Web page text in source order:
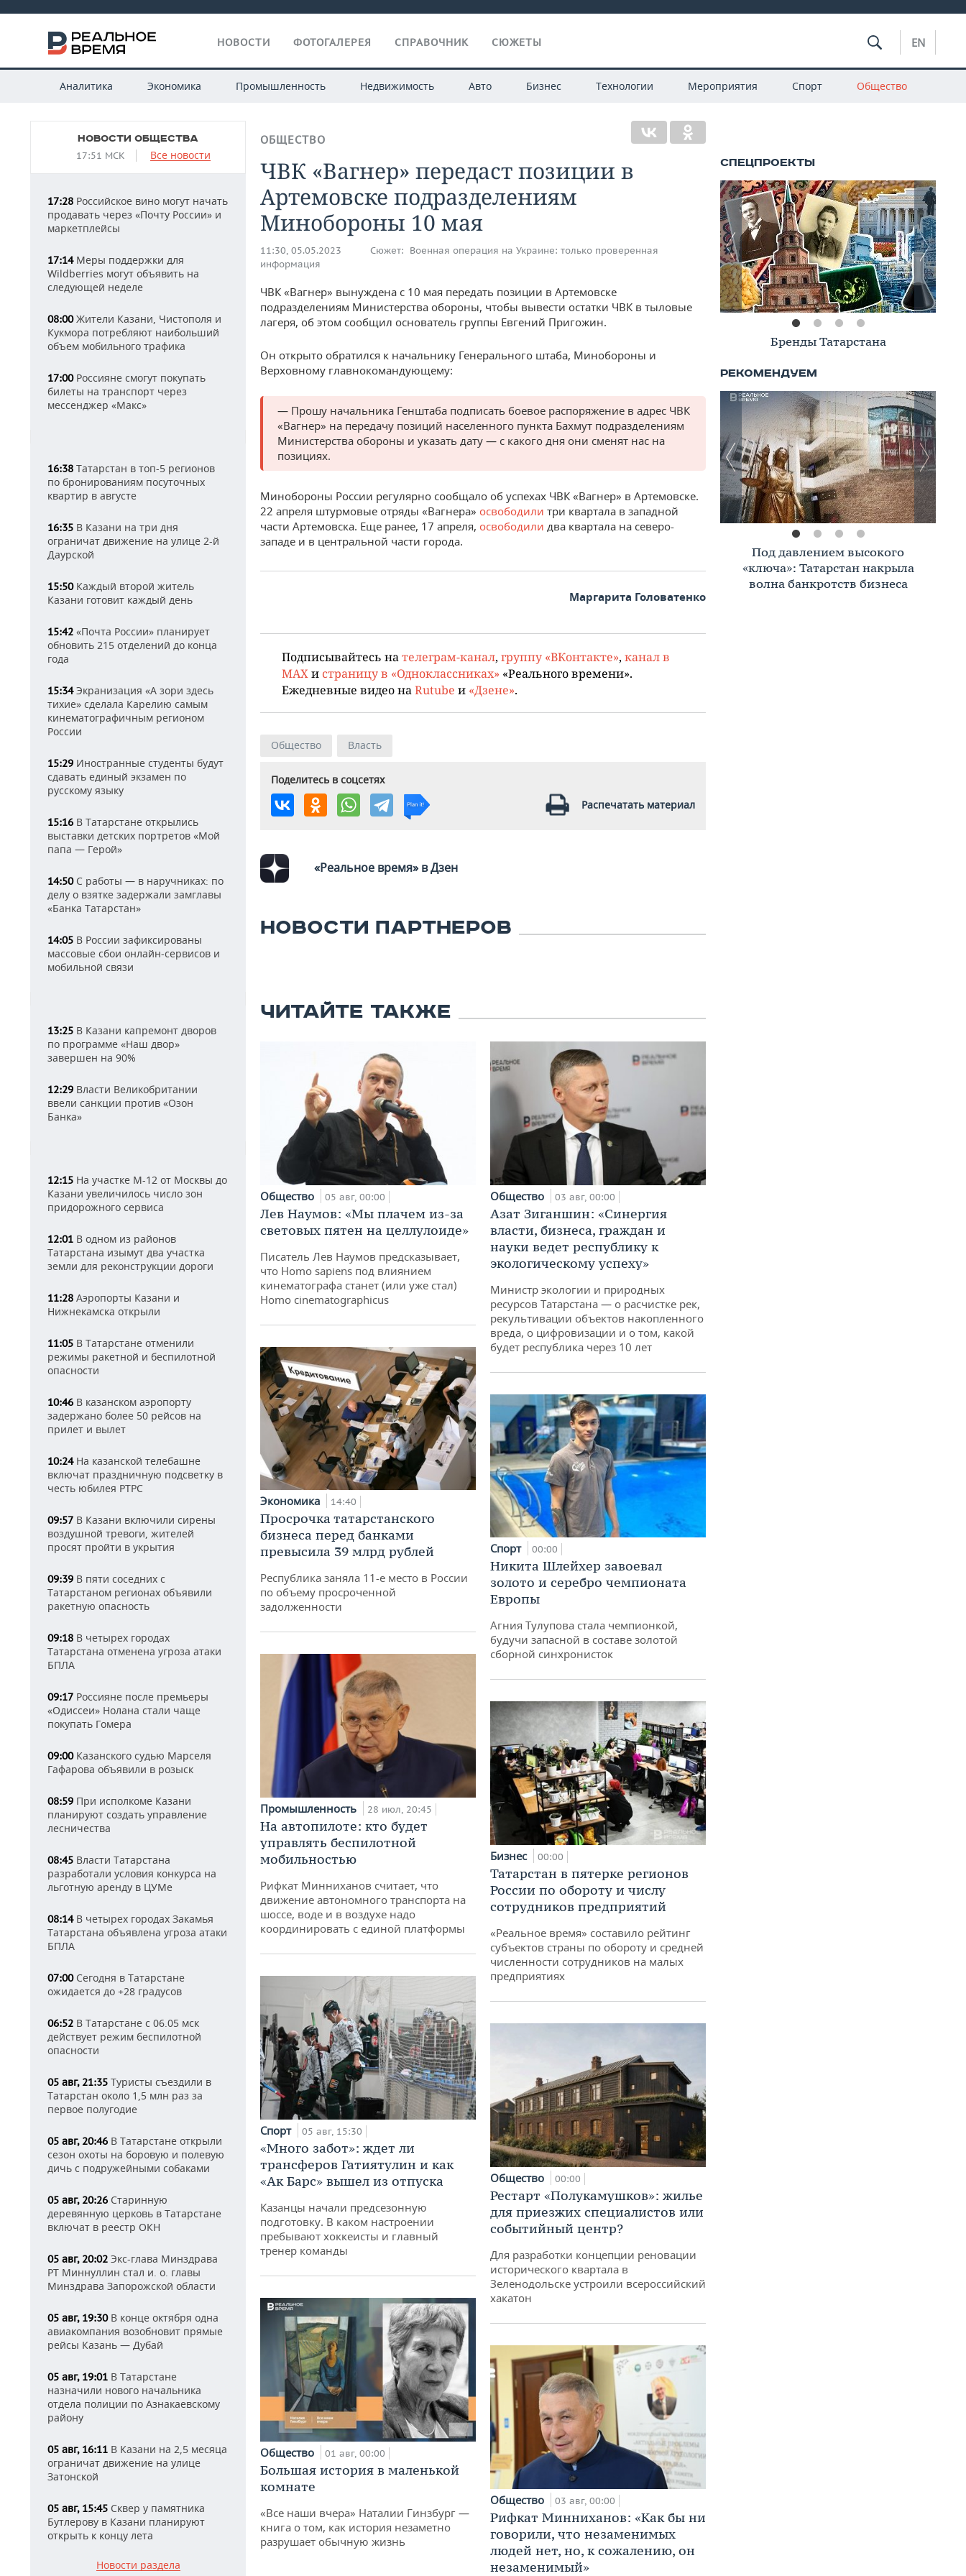
НОВОСТИ ФОТОГАЛЕРЕЯ СПРАВОЧНИК СЮЖЕТЫ EN
Аналитика Экономика Промышленность Недвижимость Авто Бизнес Технологии Мероприятия Спорт Общество
НОВОСТИ ОБЩЕСТВА
17:51 МСК Все новости
17:28 Российское вино могут начать
продавать через «Почту России» и
маркетплейсы
17:14Меры поддержки для
Wildberries могут объявить на
следующей неделе
08:00Жители Казани, Чистополя и
Кукмора потребляют наибольший
объем мобильного трафика
17:00Россияне смогут покупать
билеты на транспорт через
мессенджер «Макс»
16:38 Татарстан в топ-5 регионов
по бронированиям посуточных
квартир в августе
16:35 В Казани на три дня
ограничат движение на улице 2-й
Даурской
15:50Каждый второй житель
Казани готовит каждый день
15:42 «Почта России» планирует
обновить 215 отделений до конца
года
15:34Экранизация «А зори здесь
тихие» сделала Карелию самым
кинематографичным регионом
России
15:29 Иностранные студенты будут
сдавать единый экзамен по
русскому языку
15:16 В Татарстане открылись
выставки детских портретов «Мой
папа — Герой»
14:50С работы — в наручниках: по
делу о взятке задержали замглавы
«Банка Татарстан»
14:05 В России зафиксированы
массовые сбои онлайн-сервисов и
мобильной связи
13:25 В Казани капремонт дворов
по программе «Наш двор»
завершен на 90%
12:29 Власти Великобритании
ввели санкции против «Озон
Банка»
12:15 На участке М-12 от Москвы до
Казани увеличилось число зон
придорожного сервиса
12:01 В одном из районов
Татарстана изымут два участка
земли для реконструкции дороги
11:28 Аэропорты Казани и
Нижнекамска открыли
11:05 В Татарстане отменили
режимы ракетной и беспилотной
опасности
10:46 В казанском аэропорту
задержано более 50 рейсов на
прилет и вылет
10:24На казанской телебашне
включат праздничную подсветку в
честь юбилея РТРС
09:57 В Казани включили сирены
воздушной тревоги, жителей
просят пройти в укрытия
09:39 В пяти соседних с
Татарстаном регионах объявили
ракетную опасность
09:18 В четырех городах
Татарстана отменена угроза атаки
БПЛА
09:17 Россияне после премьеры
«Одиссеи» Нолана стали чаще
покупать Гомера
09:00Казанского судью Марселя
Гафарова объявили в розыск
08:59 При исполкоме Казани
планируют создать управление
лесничества
08:45 Власти Татарстана
разработали условия конкурса на
льготную аренду в ЦУМе
08:14В четырех городах Закамья
Татарстана объявлена угроза атаки
БПЛА
07:00Сегодня в Татарстане
ожидается до +28 градусов
06:52 В Татарстане с 06.05 мск
действует режим беспилотной
опасности
05 авг, 21:35 Туристы съездили в
Татарстан около 1,5 млн раз за
первое полугодие
05 авг, 20:46 В Татарстане открыли
сезон охоты на боровую и полевую
дичь с подружейными собаками
05 авг, 20:26 Старинную
деревянную церковь в Татарстане
включат в реестр ОКН
05 авг, 20:02 Экс-глава Минздрава
РТ Миннуллин стал и. о. главы
Минздрава Запорожской области
05 авг, 19:30В конце октября одна
авиакомпания возобновит прямые
рейсы Казань — Дубай
05 авг, 19:01 В Татарстане
назначили нового начальника
отдела полиции по Азнакаевскому
району
05 авг, 16:11 В Казани на 2,5 месяца
ограничат движение на улице
Затонской
05 авг, 15:45 Сквер у памятника
Бутлерову в Казани планируют
открыть к концу лета
Новости раздела
ОБЩЕСТВО
ЧВК «Вагнер» передаст позиции в
Артемовске подразделениям
Минобороны 10 мая
11:30, 05.05.2023 Сюжет: Военная операция на Украине: только проверенная
информация
ЧВК «Вагнер» вынуждена с 10 мая передать позиции в Артемовске
подразделениям Министерства обороны, чтобы вывести остатки ЧВК в тыловые
лагеря, об этом сообщил основатель группы Евгений Пригожин.
Он открыто обратился к начальнику Генерального штаба, Минобороны и
Верховному главнокомандующему:
— Прошу начальника Генштаба подписать боевое распоряжение в адрес ЧВК
«Вагнер» на передачу позиций населенного пункта Бахмут подразделениям
Министерства обороны и указать дату — с какого дня они сменят нас на
позициях.
Минобороны России регулярно сообщало об успехах ЧВК «Вагнер» в Артемовске.
22 апреля штурмовые отряды «Вагнера» освободили три квартала в западной
части Артемовска. Еще ранее, 17 апреля, освободили два квартала на северо-
западе и в центральной части города.
Маргарита Головатенко
Подписывайтесь на телеграм-канал, группу «ВКонтакте», канал в
MAX и страницу в «Одноклассниках» «Реального времени».
Ежедневные видео на Rutube и «Дзене».
Общество Власть
Поделитесь в соцсетях
Распечатать материал
«Реальное время» в Дзен
НОВОСТИ ПАРТНЕРОВ
ЧИТАЙТЕ ТАКЖЕ
Общество 05 авг, 00:00
Лев Наумов: «Мы плачем из-за
световых пятен на целлулоиде»
Писатель Лев Наумов предсказывает,
что Homo sapiens под влиянием
кинематографа станет (или уже стал)
Homo cinematographicus
Экономика 14:40
Просрочка татарстанского
бизнеса перед банками
превысила 39 млрд рублей
Республика заняла 11-е место в России
по объему просроченной
задолженности
Промышленность 28 июл, 20:45
На автопилоте: кто будет
управлять беспилотной
мобильностью
Рифкат Минниханов считает, что
движение автономного транспорта на
шоссе, воде и в воздухе надо
координировать с единой платформы
Спорт 05 авг, 15:30
«Много забот»: ждет ли
трансферов Гатиятулин и как
«Ак Барс» вышел из отпуска
Казанцы начали предсезонную
подготовку. В каком настроении
пребывают хоккеисты и главный
тренер команды
Общество 01 авг, 00:00
Большая история в маленькой
комнате
«Все наши вчера» Наталии Гинзбург —
книга о том, как история незаметно
разрушает обычную жизнь
Общество 03 авг, 00:00
Азат Зиганшин: «Синергия
власти, бизнеса, граждан и
науки ведет республику к
экологическому успеху»
Министр экологии и природных
ресурсов Татарстана — о расчистке рек,
рекультивации объектов накопленного
вреда, о цифровизации и о том, какой
будет республика через 10 лет
Спорт 00:00
Никита Шлейхер завоевал
золото и серебро чемпионата
Европы
Агния Тулупова стала чемпионкой,
будучи запасной в составе золотой
сборной синхронисток
Бизнес 00:00
Татарстан в пятерке регионов
России по обороту и числу
сотрудников предприятий
«Реальное время» составило рейтинг
субъектов страны по обороту и средней
численности сотрудников на малых
предприятиях
Общество 00:00
Рестарт «Полукамушков»: жилье
для приезжих специалистов или
событийный центр?
Для разработки концепции реновации
исторического квартала в
Зеленодольске устроили всероссийский
хакатон
Общество 03 авг, 00:00
Рифкат Минниханов: «Как бы ни
говорили, что незаменимых
людей нет, но, к сожалению, он
незаменимый»
Книжная полка
Премиальное жилье в Казани:
тренды, критерии, покупатели в
2026 году